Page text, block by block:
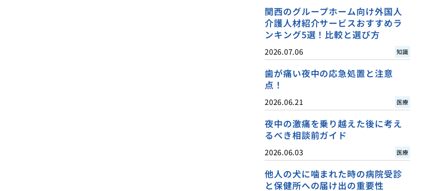
関西のグループホーム向け外国人
介護人材紹介サービスおすすめラ
ンキング5選！比較と選び方
2026.07.06 知識
歯が痛い夜中の応急処置と注意
点！
2026.06.21 医療
夜中の激痛を乗り越えた後に考え
るべき相談前ガイド
2026.06.03 医療
他人の犬に噛まれた時の病院受診
と保健所への届け出の重要性